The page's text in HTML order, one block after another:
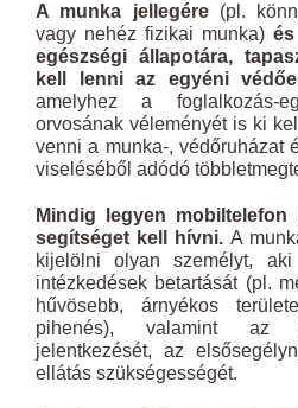
A munka jellegére(pl.
vagy nehéz fizikai munka)
egészségi állapotára,
kell lenni az egyéni
amelyhez a foglalkozás-
orvosának véleményét is ki
venni a munka-, védőruházat
viseléséből adódó
Mindig legyen
segítséget kell hívni. A
kijelölni olyan személyt,
intézkedések betartását (pl.
hűvösebb, árnyékos
pihenés), valamint az
jelentkezését, az
ellátás szükségességét.